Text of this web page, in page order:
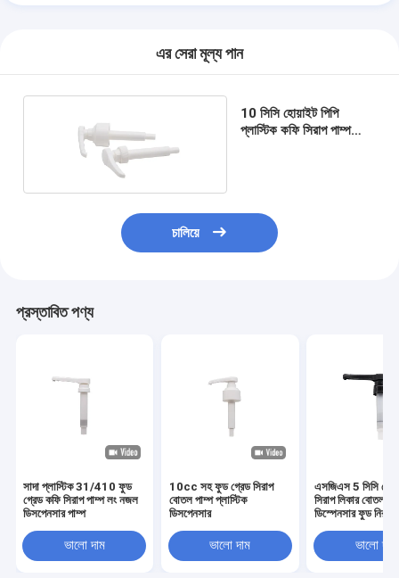
এর সেরা মূল্য পান
10 সিসি হোয়াইট পিপি
প্লাস্টিক কফি সিরাপ পাম্প
চালিয়ে
প্রস্তাবিত পণ্য
সাদা প্লাস্টিক 31/410 ফুড
গ্রেড কফি সিরাপ পাম্প লং নজল
ডিসপেনসার পাম্প
ভালো দাম
10cc সহ ফুড গ্রেড সিরাপ
বোতল পাম্প প্লাস্টিক
ডিসপেনসার
ভালো দাম
এসজিএস 5 সিসি
সিরাপ লিকার বোতল
ডিস্পেনসার ফুড নিরাপদ
ভালো দাম